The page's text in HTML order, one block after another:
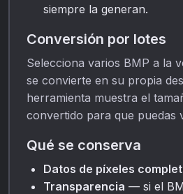
siempre la generan.
Conversión por lotes
Selecciona varios BMP a la
se convierte en su propia
herramienta muestra el
convertido para que puedas
Qué se conserva
Datos de píxeles
Transparencia — si el